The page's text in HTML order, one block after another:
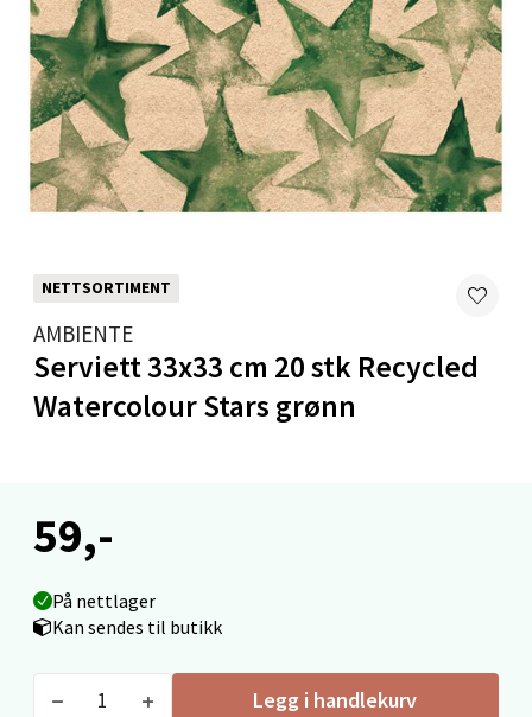
NETTSORTIMENT
AMBIENTE
Serviett 33x33 cm 20 stk Recycled
Watercolour Stars grønn
59,-
På nettlager
Kan sendes til butikk
Legg i handlekurv
Åpent i dag 10-18
0 i butikk
Velg
Skarvøyveien 55, 4517 Mandal
Åpent i dag 10-18
0 i butikk
Mo i Rana - Thon Senter Mo i Rana
Fridtjof Nansensgate 22, 8622 Mo i Rana
Åpent i dag 10-18